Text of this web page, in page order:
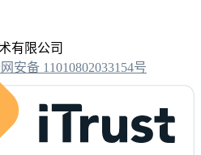
有限公司
安备 11010802033154号